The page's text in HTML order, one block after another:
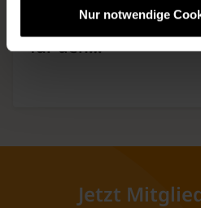
Nur notwendige
schließen
für den…
Jetzt